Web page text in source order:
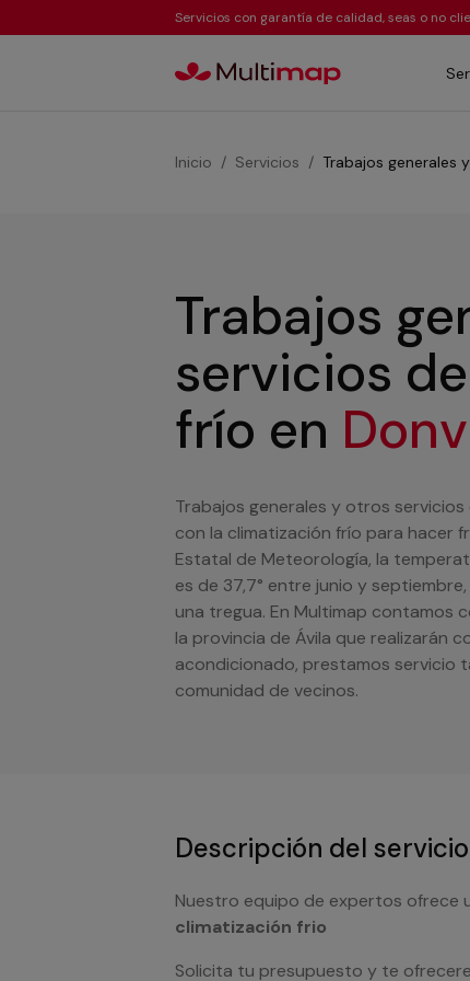
Servicios con garantía de calidad, seas o no
Inicio Servicios Trabajos generales
Trabajos
servicios
frío en
Trabajos generales y otros
con la climatización frío para hacer
Estatal de Meteorología, la
es de 37,7° entre junio y
una tregua. En Multimap contamos
la provincia de Ávila que realizarán
acondicionado, prestamos servicio
comunidad de vecinos.
Descripción del servicio
Nuestro equipo de expertos ofrece
climatización frio
Solicita tu presupuesto y te